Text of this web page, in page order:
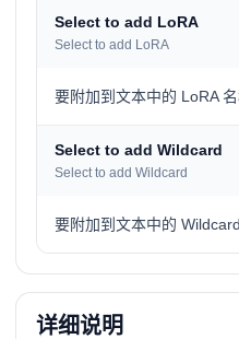
Select to add LoRA
Select to add LoRA
要附加到文本中的 LoRA 名
Select to add Wildcard
Select to add Wildcard
要附加到文本中的
详细说明